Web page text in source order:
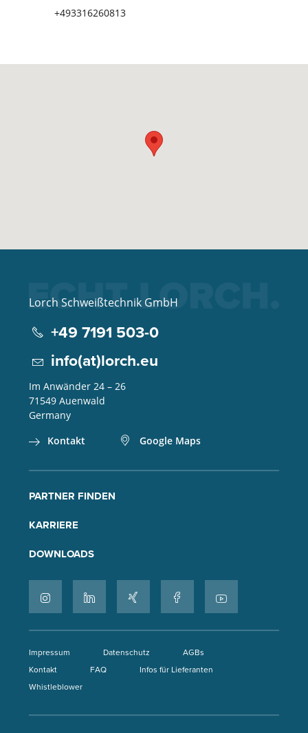
+493316260813
Lorch Schweißtechnik GmbH
+49 7191 503-0
info(at)lorch.eu
Im Anwänder 24 – 26
71549 Auenwald
Germany
Kontakt
Google Maps
PARTNER FINDEN
KARRIERE
DOWNLOADS
Impressum Datenschutz
AGBs
Kontakt
FAQ
Infos für Lieferanten
Whistleblower